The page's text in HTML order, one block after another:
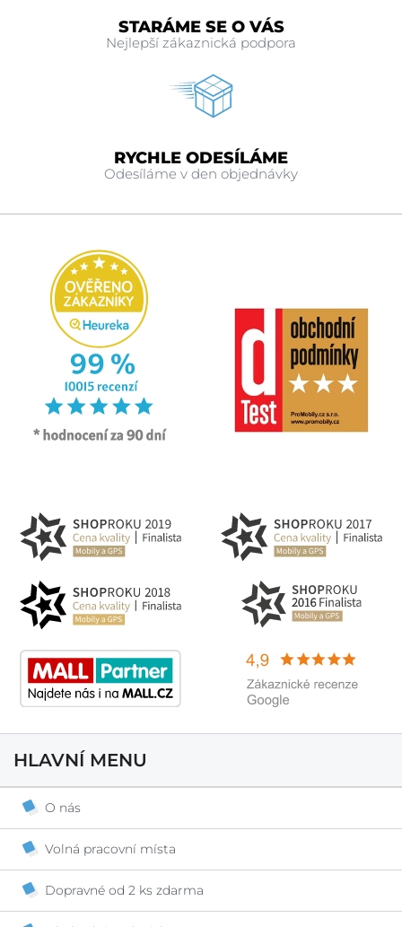
STARÁME SE O VÁS
Nejlepší zákaznická podpora
RYCHLE ODESÍLÁME
Odesíláme v den objednávky
HLAVNÍ MENU
O nás
Volná pracovní místa
Dopravné od 2 ks zdarma